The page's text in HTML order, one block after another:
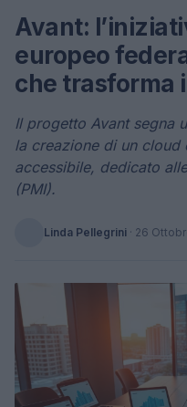
Avant:
europeo
che trasforma
Il progetto Avant segna
la creazione di un
accessibile, dedicato
(PMI).
Linda Pellegrini · 26